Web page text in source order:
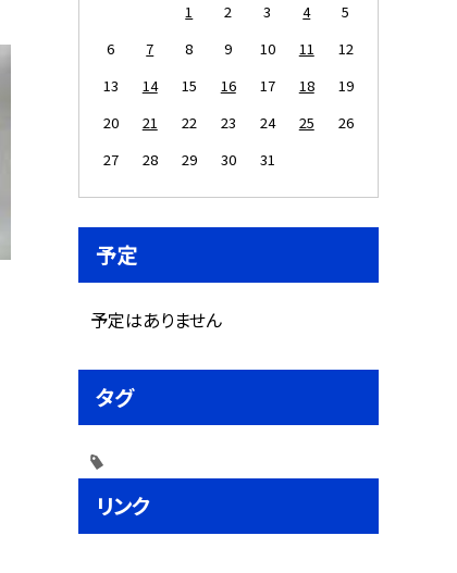
1 2 3 4
5
6
7 8 9 10 11
12
13
14 15 16 17 18
19
20
21 22 23 24 25
26
27
28 29 30 31
予定
予定はありません
タグ
リンク